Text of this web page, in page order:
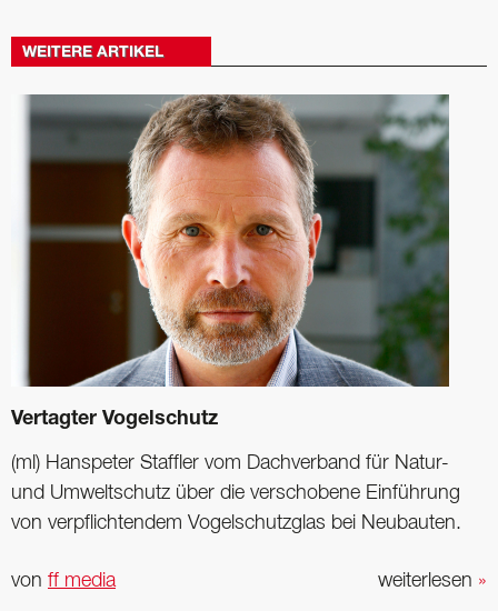
WEITERE ARTIKEL
Vertagter Vogelschutz
(ml) Hanspeter Staffler vom Dachverband für Natur-
und Umweltschutz über die verschobene Einführung
von verpflichtendem Vogelschutzglas bei Neubauten.
weiterlesen »
von ff media